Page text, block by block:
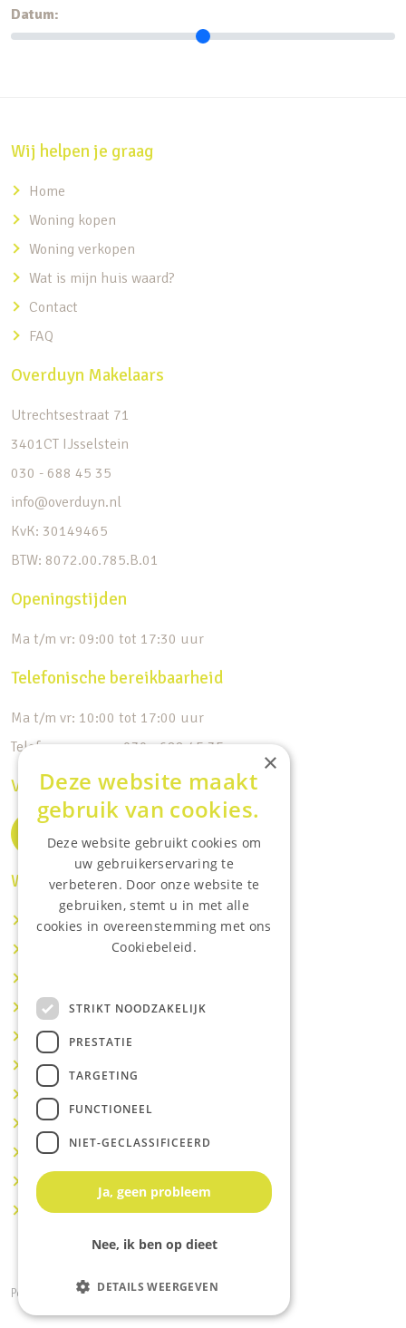
Datum:
Wij helpen je graag
Home
Woning kopen
Woning verkopen
Wat is mijn huis waard?
Contact
FAQ
Overduyn Makelaars
Utrechtsestraat 71
3401CT IJsselstein
030 - 688 45 35
info@overduyn.nl
KvK: 30149465
BTW: 8072.00.785.B.01
Openingstijden
Ma t/m vr: 09:00 tot 17:30 uur
Telefonische bereikbaarheid
Ma t/m vr: 10:00 tot 17:00 uur
Telefoonnummer: 030 - 688 45 35
Volg ons op de socials
Waar wij o.a actief zijn:
Makelaar IJsselstein
Makelaar Utrecht
Makelaar Houten
Makelaar Vianen
Makelaar Maarssen
Makelaar Lopik
Makelaar Montfoort
Makelaar Benschop
Makelaar Schoonhoven
Makelaar Hoef en Haag
Powered by Goes & Roos.Alle rechten voorbehouden
×
Deze website maakt
gebruik van cookies.
Deze website gebruikt cookies om
uw gebruikerservaring te
verbeteren. Door onze website te
gebruiken, stemt u in met alle
cookies in overeenstemming met ons
Cookiebeleid.
STRIKT NOODZAKELIJK
PRESTATIE
TARGETING
FUNCTIONEEL
NIET-GECLASSIFICEERD
Ja, geen probleem
Nee, ik ben op dieet
DETAILS WEERGEVEN